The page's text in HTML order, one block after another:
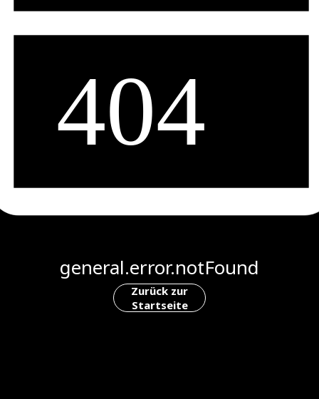
general.error.notFound
Zurück zur
Startseite